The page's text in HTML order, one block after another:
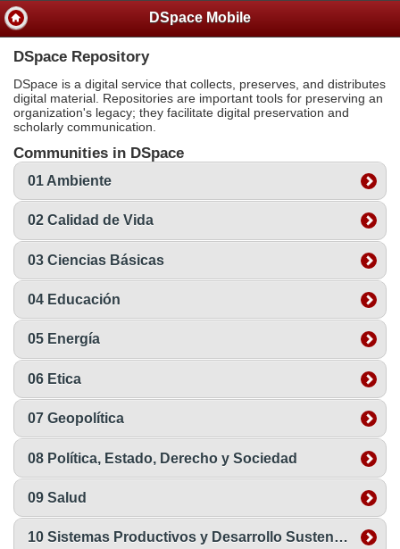
DSpace Mobile
DSpace Repository
DSpace is a digital service that collects, preserves, and distributes
digital material. Repositories are important tools for preserving an
organization's legacy; they facilitate digital preservation and
scholarly communication.
Communities in DSpace
01 Ambiente
02 Calidad de Vida
03 Ciencias Básicas
04 Educación
05 Energía
06 Etica
07 Geopolítica
08 Política, Estado, Derecho y Sociedad
09 Salud
10 Sistemas Productivos y Desarrollo Sustentable